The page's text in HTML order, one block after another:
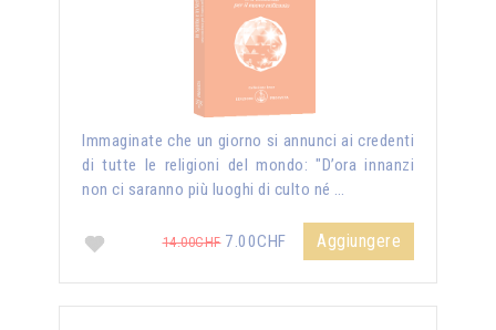
Immaginate che un giorno si annunci ai credenti
di tutte le religioni del mondo: "D’ora innanzi
non ci saranno più luoghi di culto né …
14.00CHF7.00CHF Aggiungere